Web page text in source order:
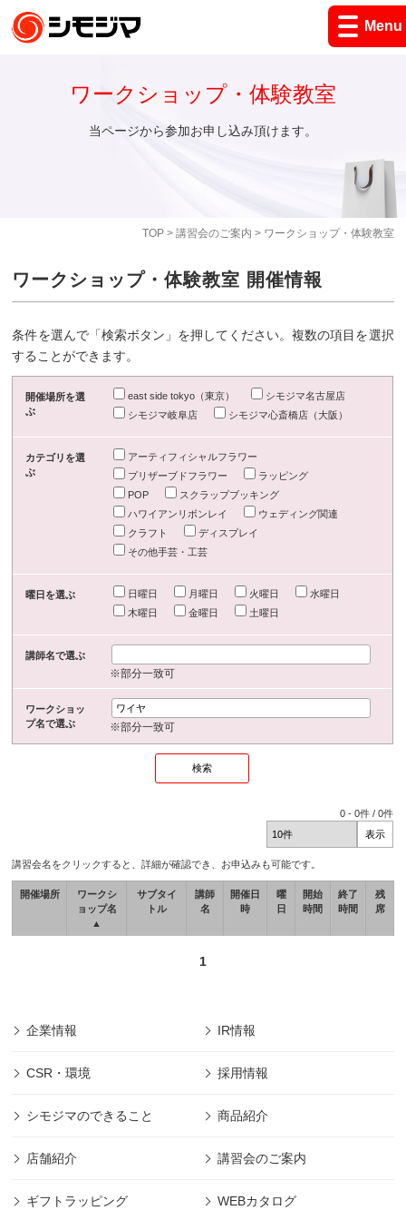
Menu
TOP> 講習会のご案内 > ワークショップ・体験教室
ワークショップ・体験教室
当ページから参加お申し込み頂けます。
ワークショップ・体験教室 開催情報
条件を選んで「検索ボタン」を押してください。複数の項目を選択
することができます。
開催場所を選
ぶ
east side tokyo（東京）
シモジマ名古屋店
シモジマ岐阜店
シモジマ心斎橋店（大阪）
カテゴリを選
ぶ
アーティフィシャルフラワー
プリザーブドフラワー
ラッピング
POP
スクラップブッキング
ハワイアンリボンレイ
ウェディング関連
クラフト
ディスプレイ
その他手芸・工芸
曜日を選ぶ 日曜日 月曜日 火曜日
水曜日
木曜日
金曜日 土曜日
講師名で選ぶ
※部分一致可
ワークショッ
プ名で選ぶ
※部分一致可
0 -0件 /0件
講習会名をクリックすると、詳細が確認でき、お申込みも可能です。
開催場所
ワークシ
ョップ名
▲
サブタイ
トル
講師
名
開催日
時
曜
日
開始
時間
終了
時間
残
席
1
企業情報 IR情報
CSR・環境 採用情報
シモジマのできること 商品紹介
店舗紹介 講習会のご案内
ギフトラッピング WEBカタログ